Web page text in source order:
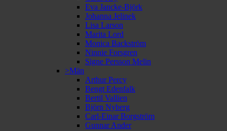
Eva Jancke-Björk
Johanna Jelinek
Lisa Larson
Marita Lord
Monica Backström
Ninnie Forsgren
Signe Persson Melin
>Män
Arthur Percy
Bengt Edenfalk
Bertil Vallien
Björn Nyberg
Carl-Einar Borgström
Gunnar Ander